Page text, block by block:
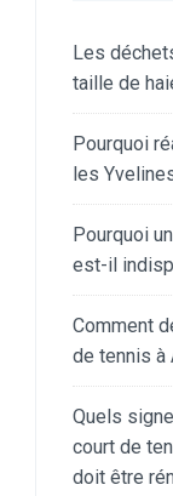
Les
taille de
Pourquoi
les
Pourquoi
est-il
Comment
de tennis à
Quels
court de
doit être